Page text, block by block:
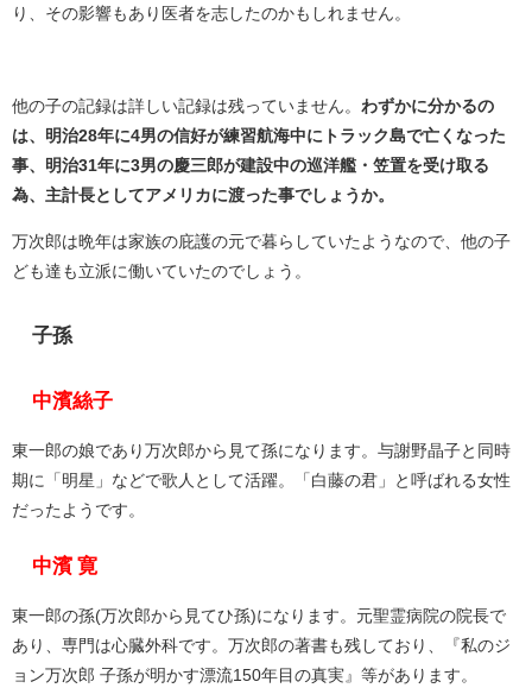
り、その影響もあり医者を志したのかもしれません。
他の子の記録は詳しい記録は残っていません。 わずかに分かるの
は、明治28年に4男の信好が練習航海中にトラック島で亡くなった
事、明治31年に3男の慶三郎が建設中の巡洋艦・笠置を受け取る
為、主計長としてアメリカに渡った事でしょうか。
万次郎は晩年は家族の庇護の元で暮らしていたようなので、他の子
ども達も立派に働いていたのでしょう。
子孫
中濱絲子
東一郎の娘であり万次郎から見て孫になります。与謝野晶子と同時
期に「明星」などで歌人として活躍。「白藤の君」と呼ばれる女性
だったようです。
中濱 寛
東一郎の孫(万次郎から見てひ孫)になります。元聖霊病院の院長で
あり、専門は心臓外科です。万次郎の著書も残しており、『私のジ
ョン万次郎 子孫が明かす漂流150年目の真実』等があります。